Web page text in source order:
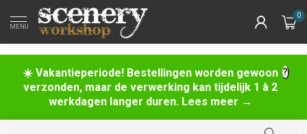
☀️ Vakantieperiode! Bestellingen worden gewoon
verzonden, maar de verwerking kan tijdelijk 1 à 2
werkdagen langer duren. Lees meer →
MENU
0